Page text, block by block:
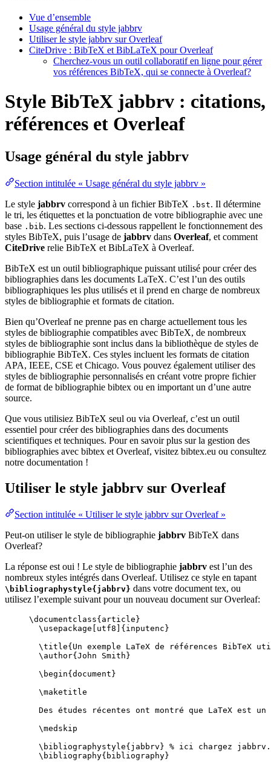
Vue d’ensemble
Usage général du style jabbrv
Utiliser le style jabbrv sur Overleaf
CiteDrive : BibTeX et BibLaTeX pour Overleaf
Cherchez-vous un outil collaboratif en ligne pour gérer
vos références BibTeX, qui se connecte à Overleaf?
Style BibTeX jabbrv : citations,
références et Overleaf
Usage général du style jabbrv
Section intitulée « Usage général du style jabbrv »
Le style jabbrv correspond à un fichier BibTeX .bst. Il détermine
le tri, les étiquettes et la ponctuation de votre bibliographie avec une
base .bib. Les sections ci-dessous rappellent le fonctionnement des
styles BibTeX, puis l’usage de jabbrv dans Overleaf, et comment
CiteDrive relie BibTeX et BibLaTeX à Overleaf.
BibTeX est un outil bibliographique puissant utilisé pour créer des
bibliographies dans les documents LaTeX. C’est l’un des outils
bibliographiques les plus utilisés et il prend en charge de nombreux
styles de bibliographie et formats de citation.
Bien qu’Overleaf ne prenne pas en charge actuellement tous les
styles de bibliographie compatibles avec BibTeX, de nombreux
styles de bibliographie sont inclus dans la bibliothèque de styles de
bibliographie BibTeX. Ces styles incluent les formats de citation
APA, IEEE, CSE et Chicago. Vous pouvez également utiliser des
styles de bibliographie personnalisés en créant votre propre fichier
de format de bibliographie bibtex ou en important un d’une autre
source.
Que vous utilisiez BibTeX seul ou via Overleaf, c’est un outil
essentiel pour créer des bibliographies dans des documents
scientifiques et techniques. Pour en savoir plus sur la gestion des
bibliographies avec bibtex et Overleaf, visitez bibtex.eu ou consultez
notre documentation !
Utiliser le style jabbrv sur Overleaf
Section intitulée « Utiliser le style jabbrv sur Overleaf »
Peut-on utiliser le style de bibliographie jabbrv BibTeX dans
Overleaf?
La réponse est oui ! Le style de bibliographie jabbrv est l’un des
nombreux styles intégrés dans Overleaf. Utilisez ce style en tapant
\bibliographystyle{jabbrv} dans votre document tex, ou
utilisez l’exemple suivant pour un nouveau document sur Overleaf:
\documentclass{ article }
\usepackage
utf8 ]{ inputenc }
\title{Un exemple LaTeX de références
\author{John Smith}
\begin{ document }
\maketitle
Des études récentes ont montré que LaTeX est
\medskip
\bibliographystyle{jabbrv} % ici chargez
\bibliography{bibliography}